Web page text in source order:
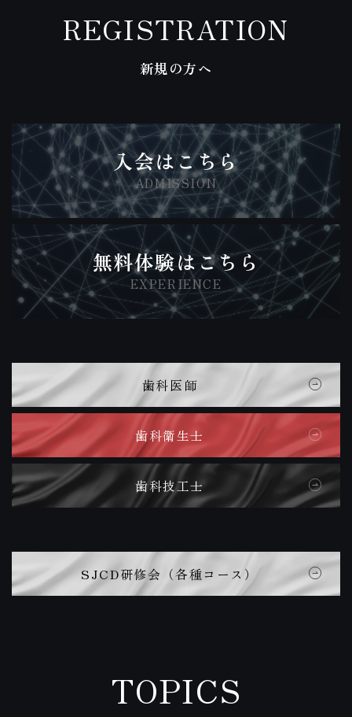
REGISTRATION
新規の方へ
入会はこちら
ADMISSION
無料体験はこちら
EXPERIENCE
歯科医師
歯科衛生士
歯科技工士
SJCD研修会（各種コース）
TOPICS